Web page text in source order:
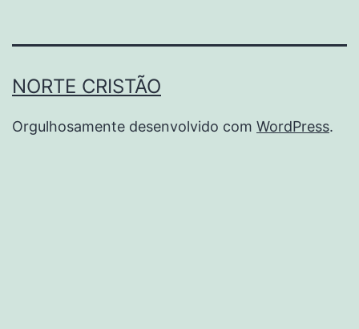
NORTE CRISTÃO
Orgulhosamente desenvolvido com WordPress.